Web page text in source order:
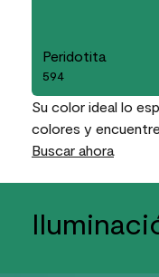
Peridotita
594
Su color ideal lo
colores y
Buscar ahora